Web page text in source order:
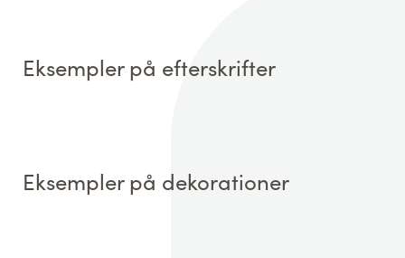
Eksempler på efterskrifter
Eksempler på dekorationer